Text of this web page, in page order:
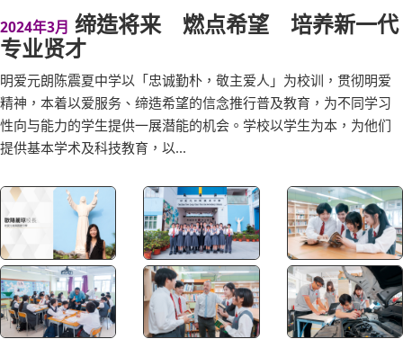
2024年3月 缔造将来 燃点希望 培养新一代
专业贤才
明爱元朗陈震夏中学以「忠诚勤朴，敬主爱人」为校训，贯彻明爱
精神，本着以爱服务、缔造希望的信念推行普及教育，为不同学习
性向与能力的学生提供一展潜能的机会。学校以学生为本，为他们
提供基本学术及科技教育，以...